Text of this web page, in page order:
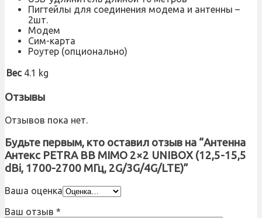
Пигтейлы для соединения модема и антенны –
2шт.
Модем
Сим-карта
Роутер (опционально)
Вес 4.1 kg
Отзывы
Отзывов пока нет.
Будьте первым, кто оставил отзыв на “Антенна
Антекс PETRA BB MIMO 2×2 UNIBOX (12,5-15,5
dBi, 1700-2700 МГц, 2G/3G/4G/LTE)”
Ваша оценка
Ваш отзыв *